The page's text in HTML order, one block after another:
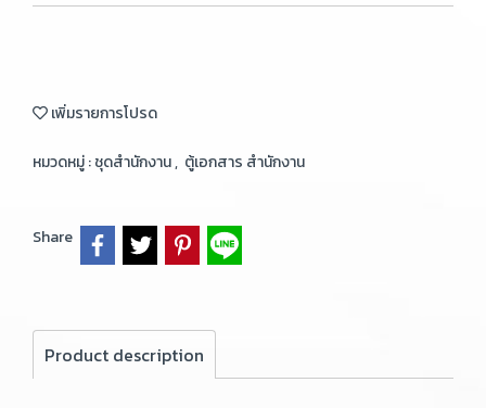
เพิ่มรายการโปรด
หมวดหมู่ :ชุดสำนักงาน, ตู้เอกสาร สำนักงาน
Share
Product description